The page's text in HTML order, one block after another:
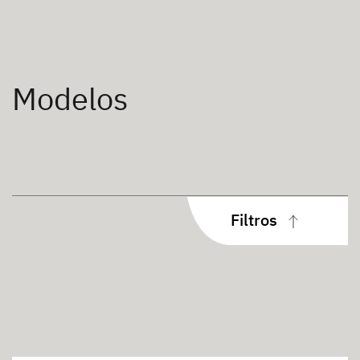
Modelos
4 personas
Filtros